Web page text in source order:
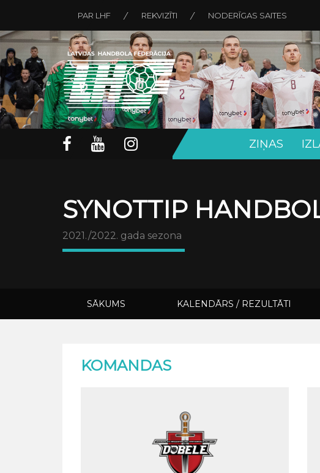
PAR LHF REKVIZĪTI NODERĪGAS SAITES
ZIŅAS
SYNOTTIP
2021./2022. gada sezona
SĀKUMS KALENDĀRS / REZULTĀTI
KOMANDAS